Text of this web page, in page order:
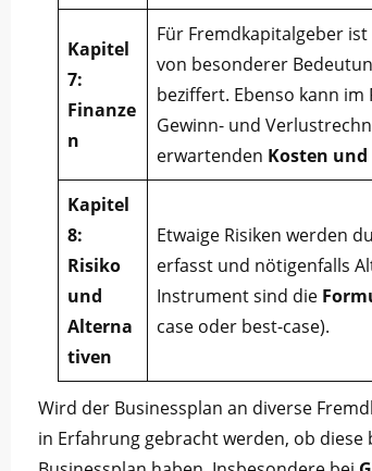
Kapitel
7:
Finanze
n
Für Fremdkapitalgeber
von besonderer
beziffert. Ebenso kann
Gewinn- und
erwartenden Kosten und
Kapitel
8:
Risiko
und
Alterna
tiven
Etwaige Risiken werden
erfasst und nötigenfalls
Instrument sind die
case oder best-case).
Wird der Businessplan an diverse
in Erfahrung gebracht werden, ob